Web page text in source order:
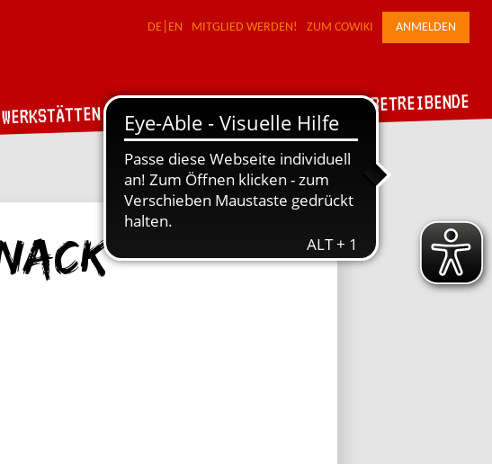
DE EN MITGLIED WERDEN! ZUM COWIKI ANMELDEN
DER VERBUND FÜR WERKSTATTBETREIBENDE